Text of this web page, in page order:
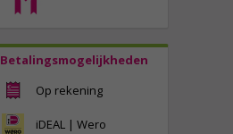
Betalingsmogelijkheden
Op rekening
iDEAL | Wero